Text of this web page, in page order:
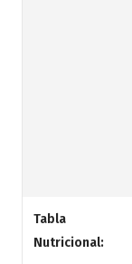
Tabla
Nutricional: